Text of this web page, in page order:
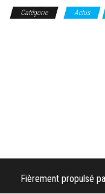
Catégorie Actus
Fièrement propulsé